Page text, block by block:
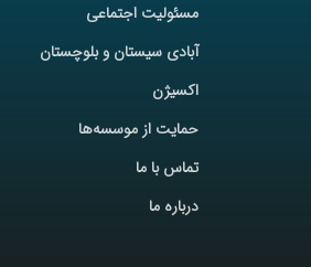
مسئولیت اجتماعی
آبادی سیستان و بلوچستان
اکسیژن
حمایت از موسسه‌ها
تماس با ما
درباره ما